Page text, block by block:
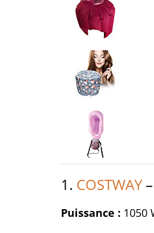
1. COSTWAY
Puissance : 1050